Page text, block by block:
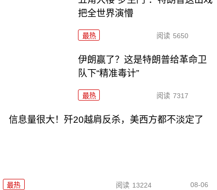
把全世界演懵
最热 阅读 5650
伊朗赢了？这是特朗普给革命卫
队下“精准毒计”
最热 阅读 7317
信息量很大！歼20越肩反杀，美西方都不淡定了
最热 阅读 13224 08-06